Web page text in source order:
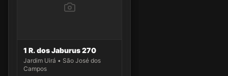
1 R. dos Jaburus 270
Jardim Uirá • São José dos
Campos